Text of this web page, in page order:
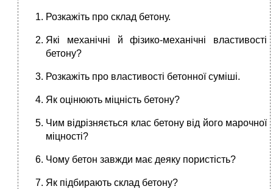
Розкажіть про склад бетону.
Які механічні й фізико-механічні властивості
бетону?
Розкажіть про властивості бетонної суміші.
Як оцінюють міцність бетону?
Чим відрізняється клас бетону від його марочної
міцності?
Чому бетон завжди має деяку пористість?
Як підбирають склад бетону?